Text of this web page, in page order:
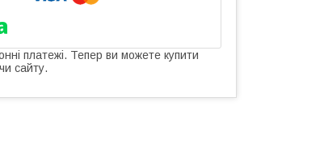
платежі. Тепер ви можете купити
сайту.